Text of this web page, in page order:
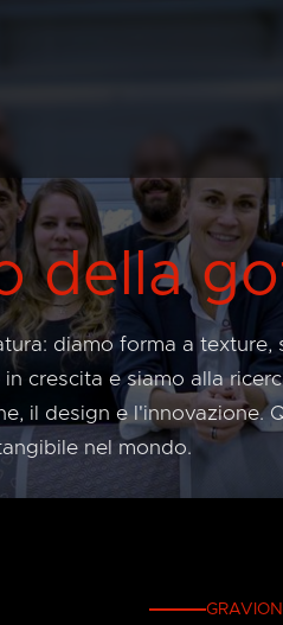
della
diamo forma a texture,
crescita e siamo alla
il design e l'innovazione.
nel mondo.
GRAVION